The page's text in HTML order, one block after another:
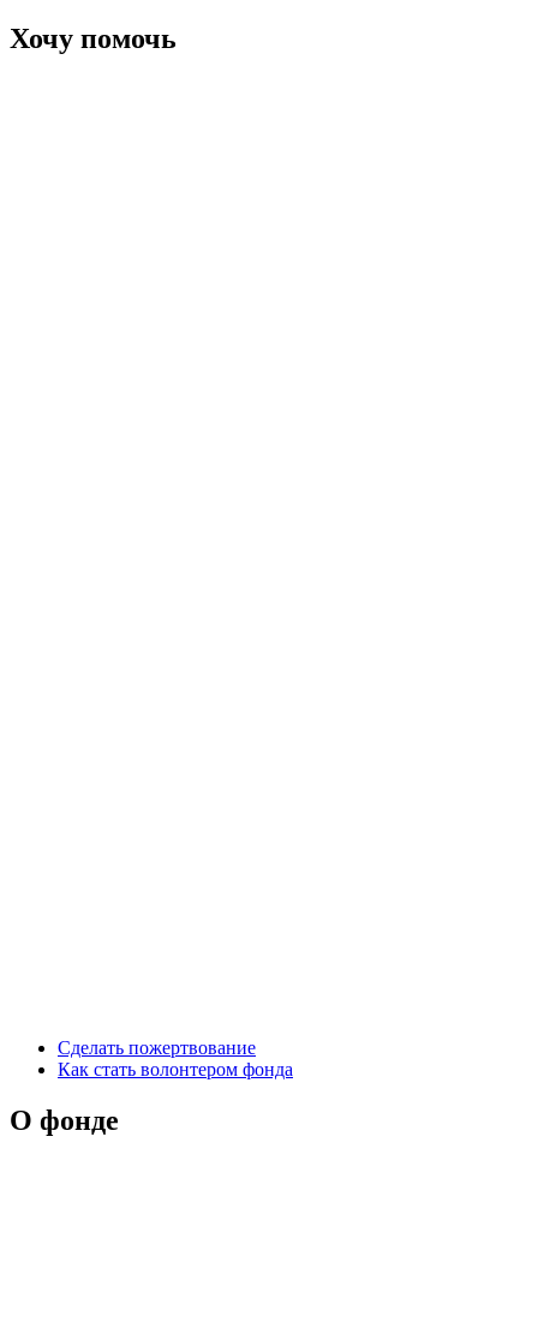
Хочу помочь
Сделать пожертвование
Как стать волонтером фонда
О фонде